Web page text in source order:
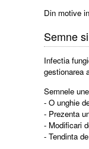
Din motive
Semne
Infectia
gestionarea
Semnele
- O unghie
- Prezenta
- Modificari
- Tendinta